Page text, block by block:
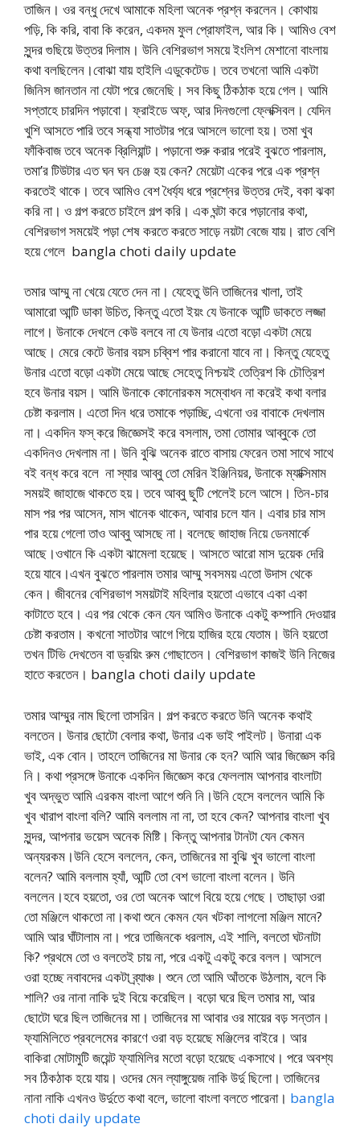
তাজিন। ওর বন্ধু দেখে আমাকে মহিলা অনেক প্রশ্ন করলেন। কোথায়
পড়ি, কি করি, বাবা কি করেন, একদম ফুল প্রোফাইল, আর কি। আমিও বেশ
সুন্দর গুছিয়ে উত্তর দিলাম। উনি বেশিরভাগ সময়ে ইংলিশ মেশানো বাংলায়
কথা বলছিলেন।বোঝা যায় হাইলি এডুকেটেড। তবে তখনো আমি একটা
জিনিস জানতান না যেটা পরে জেনেছি। সব কিছু ঠিকঠাক হয়ে গেল। আমি
সপ্তাহে চারদিন পড়াবো। ফ্রাইডে অফ্, আর দিনগুলো ফ্লেক্সিবল। যেদিন
খুশি আসতে পারি তবে সন্ধ্যা সাতটার পরে আসলে ভালো হয়। তমা খুব
ফাঁকিবাজ তবে অনেক ব্রিলিয়ান্ট। পড়ানো শুরু করার পরেই বুঝতে পারলাম,
তমা’র টিউটার এত ঘন ঘন চেঞ্জ হয় কেন? মেয়েটা একের পরে এক প্রশ্ন
করতেই থাকে। তবে আমিও বেশ ধৈর্য্য ধরে প্রশ্নের উত্তর দেই, বকা ঝকা
করি না। ও গল্প করতে চাইলে গল্প করি। এক ঘন্টা করে পড়ানোর কথা,
বেশিরভাগ সময়েই পড়া শেষ করতে করতে সাড়ে নয়টা বেজে যায়। রাত বেশি
হয়ে গেলে bangla choti daily update
তমার আম্মু না খেয়ে যেতে দেন না। যেহেতু উনি তাজিনের খালা, তাই
আমারো আন্টি ডাকা উচিত, কিন্তু এতো ইয়ং যে উনাকে আন্টি ডাকতে লজ্জা
লাগে। উনাকে দেখলে কেউ বলবে না যে উনার এতো বড়ো একটা মেয়ে
আছে। মেরে কেটে উনার বয়স চব্বিশ পার করানো যাবে না। কিন্তু যেহেতু
উনার এতো বড়ো একটা মেয়ে আছে সেহেতু নিশ্চয়ই তেত্রিশ কি চৌত্রিশ
হবে উনার বয়স। আমি উনাকে কোনোরকম সম্বোধন না করেই কথা বলার
চেষ্টা করলাম। এতো দিন ধরে তমাকে পড়াচ্ছি, এখনো ওর বাবাকে দেখলাম
না। একদিন ফস্ করে জিজ্ঞেসই করে বসলাম, তমা তোমার আব্বুকে তো
একদিনও দেখলাম না। উনি বুঝি অনেক রাতে বাসায় ফেরেন তমা সাথে সাথে
বই বন্ধ করে বলে না স্যার আব্বু তো মেরিন ইঞ্জিনিয়র, উনাকে ম্যাক্সিমাম
সময়ই জাহাজে থাকতে হয়। তবে আব্বু ছুটি পেলেই চলে আসে। তিন-চার
মাস পর পর আসেন, মাস খানেক থাকেন, আবার চলে যান। এবার চার মাস
পার হয়ে গেলো তাও আব্বু আসছে না। বলেছে জাহাজ নিয়ে ডেনমার্কে
আছে।ওখানে কি একটা ঝামেলা হয়েছে। আসতে আরো মাস দুয়েক দেরি
হয়ে যাবে।এখন বুঝতে পারলাম তমার আম্মু সবসময় এতো উদাস থেকে
কেন। জীবনের বেশিরভাগ সময়টাই মহিলার হয়তো এভাবে একা একা
কাটাতে হবে। এর পর থেকে কেন যেন আমিও উনাকে একটু কম্পানি দেওয়ার
চেষ্টা করতাম। কখনো সাতটার আগে গিয়ে হাজির হয়ে যেতাম। উনি হয়তো
তখন টিভি দেখতেন বা ড্রয়িং রুম গোছাতেন। বেশিরভাগ কাজই উনি নিজের
হাতে করতেন। bangla choti daily update
তমার আম্মুর নাম ছিলো তাসরিন। গল্প করতে করতে উনি অনেক কথাই
বলতেন। উনার ছোটো বেলার কথা, উনার এক ভাই পাইলট। উনারা এক
ভাই, এক বোন। তাহলে তাজিনের মা উনার কে হন? আমি আর জিজ্ঞেস করি
নি। কথা প্রসঙ্গে উনাকে একদিন জিজ্ঞেস করে ফেললাম আপনার বাংলাটা
খুব অদ্ভুত আমি এরকম বাংলা আগে শুনি নি।উনি হেসে বললেন আমি কি
খুব খারাপ বাংলা বলি? আমি বললাম না না, তা হবে কেন? আপনার বাংলা খুব
সুন্দর, আপনার ভয়েস অনেক মিষ্টি। কিন্তু আপনার টানটা যেন কেমন
অন্যরকম।উনি হেসে বললেন, কেন, তাজিনের মা বুঝি খুব ভালো বাংলা
বলেন? আমি বললাম হ্যাঁ, আন্টি তো বেশ ভালো বাংলা বলেন। উনি
বললেন।হবে হয়তো, ওর তো অনেক আগে বিয়ে হয়ে গেছে। তাছাড়া ওরা
তো মঞ্জিলে থাকতো না।কথা শুনে কেমন যেন খটকা লাগলো মঞ্জিল মানে?
আমি আর ঘাঁটালাম না। পরে তাজিনকে ধরলাম, এই শালি, বলতো ঘটনাটা
কি? প্রথমে তো ও বলতেই চায় না, পরে একটু একটু করে বলল। আসলে
ওরা হচ্ছে নবাবদের একটা ব্র্যাঞ্চ। শুনে তো আমি আঁতকে উঠলাম, বলে কি
শালি? ওর নানা নাকি দুই বিয়ে করেছিল। বড়ো ঘরে ছিল তমার মা, আর
ছোটো ঘরে ছিল তাজিনের মা। তাজিনের মা আবার ওর মায়ের বড় সন্তান।
ফ্যামিলিতে প্রবলেমের কারণে ওরা বড় হয়েছে মঞ্জিলের বাইরে। আর
বাকিরা মোটামুটি জয়েন্ট ফ্যামিলির মতো বড়ো হয়েছে একসাথে। পরে অবশ্য
সব ঠিকঠাক হয়ে যায়। ওদের মেন ল্যাঙ্গুয়েজ নাকি উর্দু ছিলো। তাজিনের
নানা নাকি এখনও উর্দুতে কথা বলে, ভালো বাংলা বলতে পারেনা। bangla
choti daily update